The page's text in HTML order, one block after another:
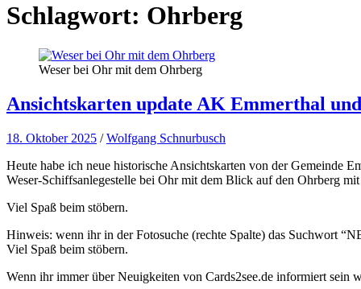
Schlagwort: Ohrberg
Weser bei Ohr mit dem Ohrberg
Ansichtskarten update AK Emmerthal
18. Oktober 2025 /Wolfgang Schnurbusch
Heute habe ich neue historische Ansichtskarten von der Gemeinde
Weser-Schiffsanlegestelle bei Ohr mit dem Blick auf den Ohrberg
Viel Spaß beim stöbern.
Hinweis: wenn ihr in der Fotosuche (rechte Spalte) das Suchwort
Viel Spaß beim stöbern.
Wenn ihr immer über Neuigkeiten von Cards2see.de informiert sein